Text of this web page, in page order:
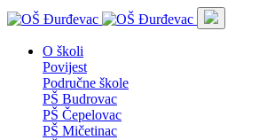
O školi
Povijest
Područne škole
PŠ Budrovac
PŠ Čepelovac
PŠ Mičetinac